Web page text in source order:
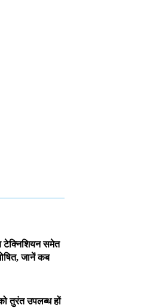
टेक्निशियन समेत
जानें कब
तुरंत उपलब्ध हों